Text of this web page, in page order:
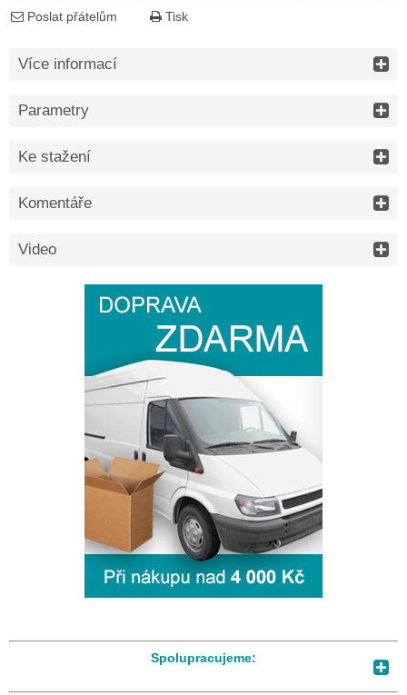
Poslat přátelům Tisk
Více informací
Parametry
Ke stažení
Komentáře
Video
Spolupracujeme: